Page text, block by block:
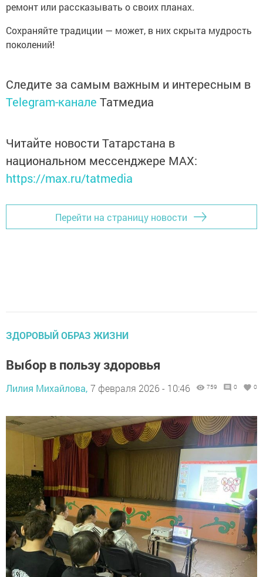
ремонт или рассказывать о своих планах.
Сохраняйте традиции — может, в них скрыта мудрость
поколений!
Следите за самым важным и интересным в
Telegram-канале Татмедиа
Читайте новости Татарстана в
национальном мессенджере MАХ:
https://max.ru/tatmedia
Перейти на страницу новости
ЗДОРОВЫЙ ОБРАЗ ЖИЗНИ
Выбор в пользу здоровья
Лилия Михайлова, 7 февраля 2026 - 10:46 759 0 0